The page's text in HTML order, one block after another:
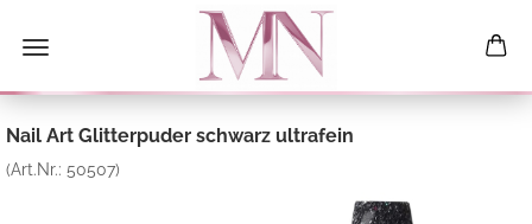
Nail Art Glitterpuder schwarz ultrafein
(Art.Nr.: 50507)